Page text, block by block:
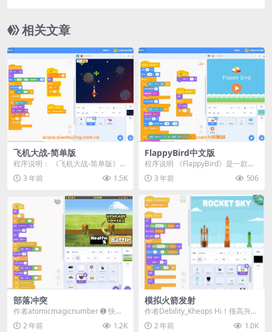
相关文章
飞机大战-简单版
程序说明： 《飞机大战-简单版》是
一个基于Scratch平台开发的入门级
射击游戏...
3 年前 1.5K
FlappyBird中文版
程序说明 《FlappyBird》是一款经
典游戏，现在我们已经用Scratch
重...3 年前 506
部落冲突
作者atomicmagicnumber ➊ 快速
点击“战斗”按钮来赚取和防御！ ...
2 年前 1.2K
模拟火箭发射
作者Debility_Kheops Hi！很高兴带
来这款全新的Scratch游戏...
2 年前 1.0K